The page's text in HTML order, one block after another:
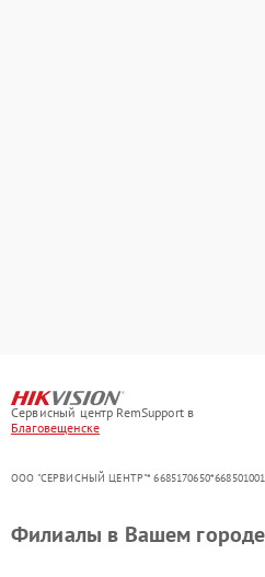
Сервисный центр RemSupport в
Благовещенске
ООО "СЕРВИСНЫЙ ЦЕНТР"* 6685170650*668501001
Филиалы в Вашем городе